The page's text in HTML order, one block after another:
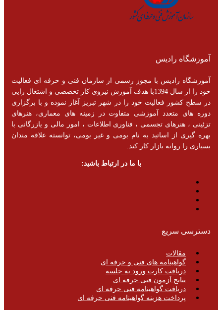
آموزشگاه رادیس
آموزشگاه رادیس با مجوز رسمی از سازمان فنی و حرفه ای فعالیت
خود را از سال 1394با هدف آموزش نیروی کار تخصصی و اشتغال زایی
در سطح کشور فعالیت خود را در شهر تبریز آغاز نموده و با برگزاری
دوره های متعدد آموزشی متفاوت در زمینه های معماری، هنرهای
تزئینی ، هنرهای تجسمی ، فناوری اطلاعات ، امور مالی و یازرگانی با
بهره گیری از اساتید به نام بومی و غیر بومی، توانسته علاقه مندان
بسیاری را روانه بازار کار کند.
با ما در ارتباط باشید:
دسترسی سریع
مقالات
گواهینامه های فنی و حرفه ای
دریافت کارت ورود به جلسه
نتایج آزمون فنی حرفه ای
دریافت گواهینامه فنی حرفه ای
پرداخت هزینه گواهینامه فنی حرفه ای